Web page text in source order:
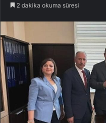
2 dakika okuma süresi